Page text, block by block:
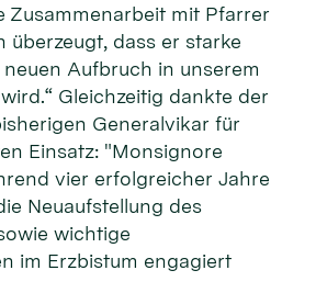
Zusammenarbeit mit Pfarrer
überzeugt, dass er starke
Aufbruch in unserem
Gleichzeitig dankte der
Generalvikar für
Einsatz: "Monsignore
vier erfolgreicher Jahre
Neuaufstellung des
wichtige
im Erzbistum engagiert